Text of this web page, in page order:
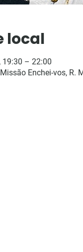
local
19:30 – 22:00
Enchei-vos, R.